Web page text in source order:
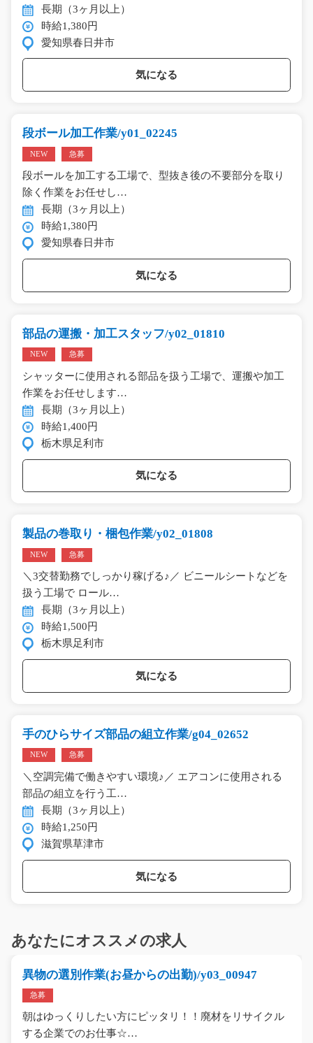
長期（3ヶ月以上）
時給1,380円
愛知県春日井市
気になる
段ボール加工作業/y01_02245
NEW 急募
段ボールを加工する工場で、型抜き後の不要部分を取り
除く作業をお任せし…
長期（3ヶ月以上）
時給1,380円
愛知県春日井市
気になる
部品の運搬・加工スタッフ/y02_01810
NEW 急募
シャッターに使用される部品を扱う工場で、運搬や加工
作業をお任せします…
長期（3ヶ月以上）
時給1,400円
栃木県足利市
気になる
製品の巻取り・梱包作業/y02_01808
NEW 急募
＼3交替勤務でしっかり稼げる♪／ ビニールシートなどを
扱う工場で ロール…
長期（3ヶ月以上）
時給1,500円
栃木県足利市
気になる
手のひらサイズ部品の組立作業/g04_02652
NEW 急募
＼空調完備で働きやすい環境♪／ エアコンに使用される
部品の組立を行う工…
長期（3ヶ月以上）
時給1,250円
滋賀県草津市
気になる
あなたにオススメの求人
異物の選別作業(お昼からの出勤)/y03_00947
急募
朝はゆっくりしたい方にピッタリ！！廃材をリサイクル
する企業でのお仕事☆…